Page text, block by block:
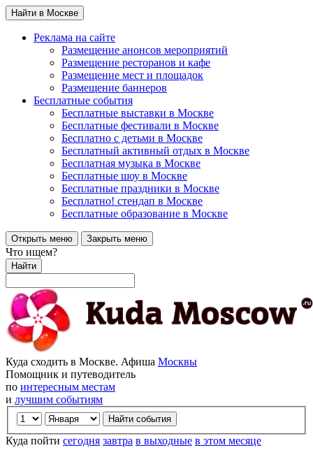
Найти в Москве
Реклама на сайте
Размещение анонсов мероприятий
Размещение ресторанов и кафе
Размещение мест и площадок
Размещение баннеров
Бесплатные события
Бесплатные выставки в Москве
Бесплатные фестивали в Москве
Бесплатно с детьми в Москве
Бесплатный активный отдых в Москве
Бесплатная музыка в Москве
Бесплатные шоу в Москве
Бесплатные праздники в Москве
Бесплатно! стендап в Москве
Бесплатные образование в Москве
Открыть меню Закрыть меню
Что ищем?
Найти
Куда сходить в Москве. Афиша Москвы
Помощник и путеводитель
по интересным местам
и лучшим событиям
Куда пойти сегодня завтра в выходные в этом месяце